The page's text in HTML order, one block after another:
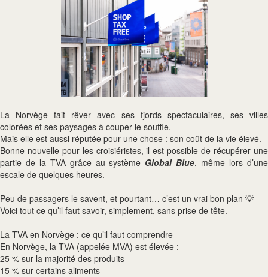
La Norvège fait rêver avec ses fjords spectaculaires, ses villes
colorées et ses paysages à couper le souffle.
Mais elle est aussi réputée pour une chose : son coût de la vie élevé.
Bonne nouvelle pour les croisiéristes, il est possible de récupérer une
partie de la TVA grâce au système Global Blue, même lors d’une
escale de quelques heures.
Peu de passagers le savent, et pourtant… c’est un vrai bon plan 💡
Voici tout ce qu’il faut savoir, simplement, sans prise de tête.
La TVA en Norvège : ce qu’il faut comprendre
En Norvège, la TVA (appelée MVA) est élevée :
25 % sur la majorité des produits
15 % sur certains aliments